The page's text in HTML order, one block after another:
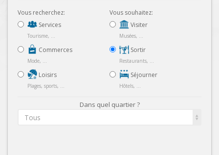
Vous recherchez:
Services
Tourisme, ...
Commerces
Mode, ...
Loisirs
Plages, sports, ...
Vous souhaitez:
Visiter
Musées, ...
Sortir
Restaurants, ...
Séjourner
Hôtels, ...
Dans quel quartier ?
Tous